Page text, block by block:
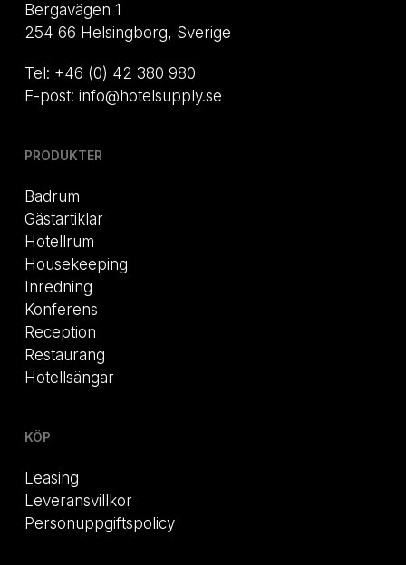
Bergavägen 1
254 66 Helsingborg, Sverige
Tel: +46 (0) 42 380 980
E-post: info@hotelsupply.se
PRODUKTER
Badrum
Gästartiklar
Hotellrum
Housekeeping
Inredning
Konferens
Reception
Restaurang
Hotellsängar
KÖP
Leasing
Leveransvillkor
Personuppgiftspolicy